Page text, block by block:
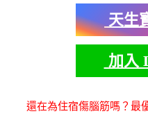
天生
加入
還在為住宿傷腦筋嗎？最